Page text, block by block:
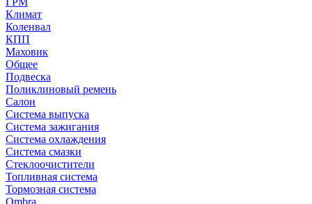
Климат
Коленвал
КПП
Маховик
Общее
Подвеска
Поликлиновый ремень
Салон
Система выпуска
Система зажигания
Система охлаждения
Система смазки
Стеклоочистители
Топливная система
Тормозная система
Ombra